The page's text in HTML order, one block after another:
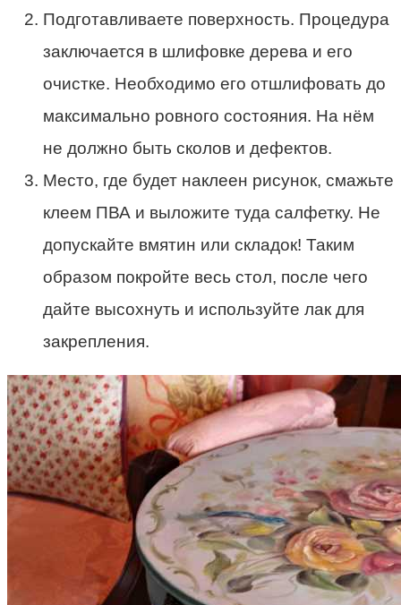
Подготавливаете поверхность. Процедура
заключается в шлифовке дерева и его
очистке. Необходимо его отшлифовать до
максимально ровного состояния. На нём
не должно быть сколов и дефектов.
Место, где будет наклеен рисунок, смажьте
клеем ПВА и выложите туда салфетку. Не
допускайте вмятин или складок! Таким
образом покройте весь стол, после чего
дайте высохнуть и используйте лак для
закрепления.